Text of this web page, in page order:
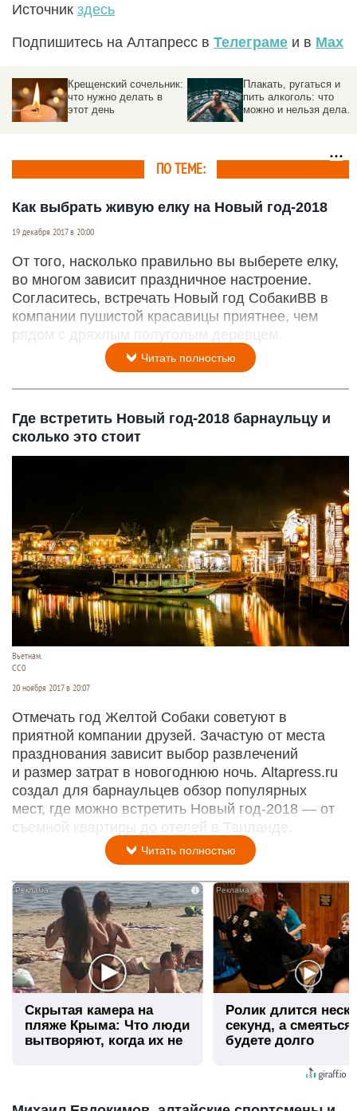
Источник здесь
Подпишитесь на Алтапресс в Телеграме и в Max
Плакать, ругаться и
пить алкоголь: что
можно и нельзя делать
Психологи рассказали,
как лучше всего
распрощаться с
ПО ТЕМЕ:
Как выбрать живую елку на Новый год-2018
19 декабря 2017 в 20:00
От того, насколько правильно вы выберете елку,
во многом зависит праздничное настроение.
Согласитесь, встречать Новый год СобакиВВ в
компании пушистой красавицы приятнее, чем
рядом с дряхлым полуголым деревцем.
Читать полностью
Где встретить Новый год-2018 барнаульцу и
сколько это стоит
Вьетнам.
СС0
20 ноября 2017 в 20:07
Отмечать год Желтой Собаки советуют в
приятной компании друзей. Зачастую от места
празднования зависит выбор развлечений
и размер затрат в новогоднюю ночь. Altapress.ru
создал для барнаульцев обзор популярных
мест, где можно встретить Новый год-2018 — от
съемной квартиры до отелей в Таиланде.
Читать полностью
i
Скрытая камера на
пляже Крыма: Что люди
вытворяют, когда их не
Ролик длится
секунд, а
будете долго